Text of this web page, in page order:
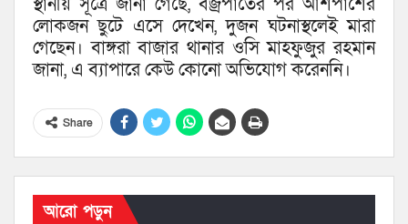
স্থানীয় সূত্রে জানা গেছে, বজ্রপাতের পর আশপাশের
লোকজন ছুটে এসে দেখেন, দুজন ঘটনাস্থলেই মারা
গেছেন। বাঙ্গরা বাজার থানার ওসি মাহফুজুর রহমান
জানা, এ ব্যাপারে কেউ কোনো অভিযোগ করেননি।
Share
আরো পড়ুন